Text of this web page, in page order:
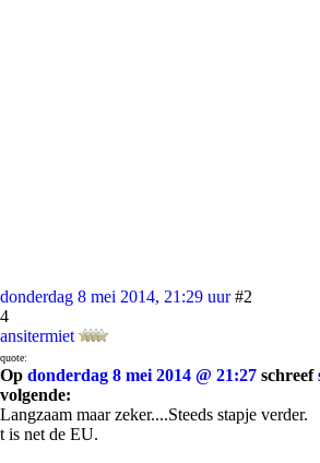
donderdag 8 mei 2014, 21:29 uur #2
4
ansitermiet
quote:
Op donderdag 8 mei 2014 @ 21:27 schreef
volgende:
Langzaam maar zeker....Steeds stapje verder.
t is net de EU.